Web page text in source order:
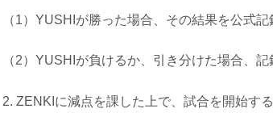
（1）YUSHIが勝った場合、その結果を公式記
（2）YUSHIが負けるか、引き分けた場合、
2. ZENKIに減点を課した上で、試合を開始す